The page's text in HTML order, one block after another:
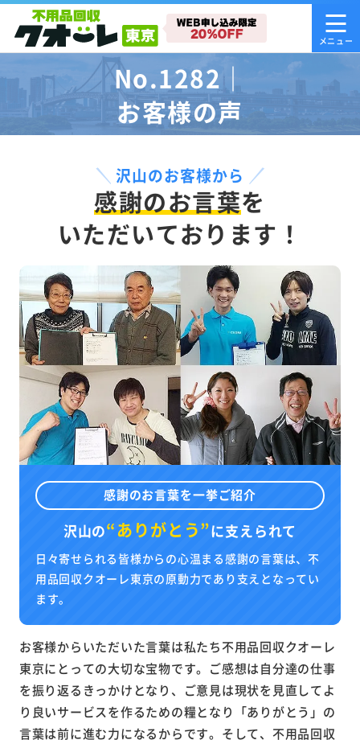
No.1282｜
お客様の声
沢山のお客様から
感謝のお言葉を
いただいております！
感謝のお言葉を一挙ご紹介
沢山の“ありがとう”に支えられて
日々寄せられる皆様からの心温まる感謝の言葉は、不
用品回収クオーレ東京の原動力であり支えとなってい
ます。
お客様からいただいた言葉は私たち不用品回収クオーレ
東京にとっての大切な宝物です。ご感想は自分達の仕事
を振り返るきっかけとなり、ご意見は現状を見直してよ
り良いサービスを作るための糧となり「ありがとう」の
言葉は前に進む力になるからです。そして、不用品回収